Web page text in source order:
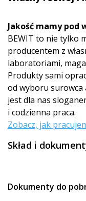
Jakość mamy pod
BEWIT to nie tylko
producentem z
laboratoriami,
Produkty sami
od wyboru surowca
jest dla nas
i codzienna praca.
Zobacz, jak
Skład i
Dokumenty do